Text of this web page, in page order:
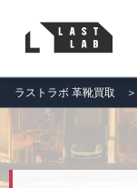
ラストラボ 革靴買取 ＞